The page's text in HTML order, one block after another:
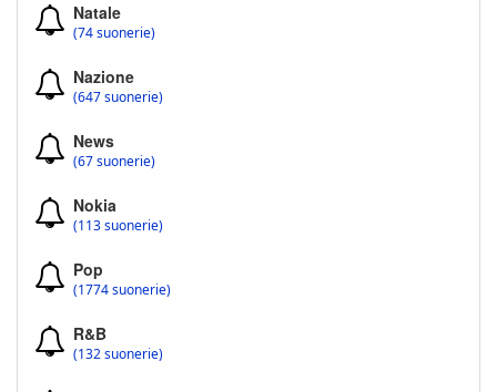
Natale
(74 suonerie)
Nazione
(647 suonerie)
News
(67 suonerie)
Nokia
(113 suonerie)
Pop
(1774 suonerie)
R&B
(132 suonerie)